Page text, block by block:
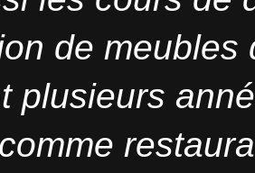
de
plusieurs